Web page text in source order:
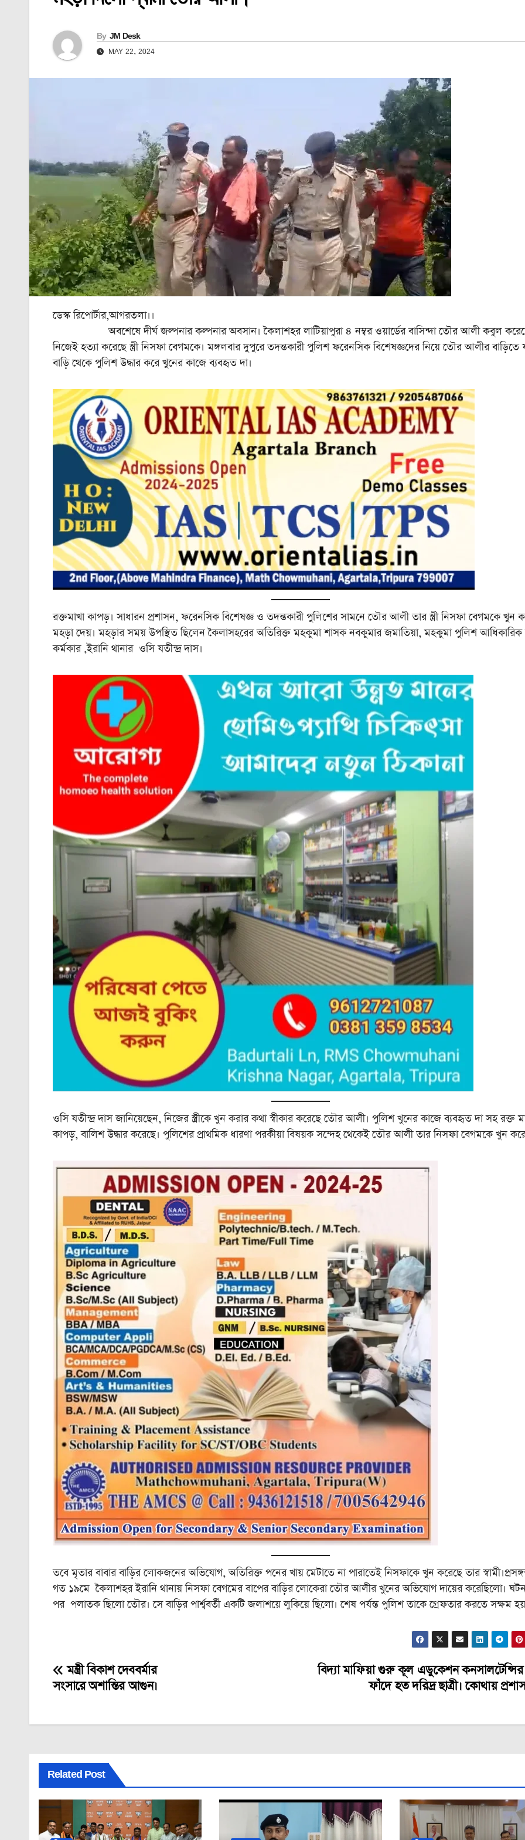
By JM Desk
MAY 22, 2024
ডেস্ক রিপোর্টার,আগরতলা।।
অবশেষে দীর্ঘ জল্পনার কল্পনার অবসান। কৈলাশহর লাটিয়াপুরা ৪ নম্বর ওয়ার্ডের বাসিন্দা তৌর আলী কবুল
নিজেই হত্যা করেছে স্ত্রী নিসফা বেগমকে। মঙ্গলবার দুপুরে তদন্তকারী পুলিশ ফরেনসিক বিশেষজ্ঞদের নিয়ে তৌর আলীর বাড়িতে
বাড়ি থেকে পুলিশ উদ্ধার করে খুনের কাজে ব্যবহৃত দা।
রক্তমাখা কাপড়। সাধারন প্রশাসন, ফরেনসিক বিশেষজ্ঞ ও তদন্তকারী পুলিশের সামনে তৌর আলী তার স্ত্রী নিসফা বেগমকে খুন
মহড়া দেয়। মহড়ার সময় উপস্থিত ছিলেন কৈলাসহরের অতিরিক্ত মহকুমা শাসক নবকুমার জমাতিয়া, মহকুমা পুলিশ আধিকারিক
কর্মকার ,ইরানি থানার ওসি যতীন্দ্র দাস।
ওসি যতীন্দ্র দাস জানিয়েছেন, নিজের স্ত্রীকে খুন করার কথা স্বীকার করেছে তৌর আলী। পুলিশ খুনের কাজে ব্যবহৃত দা সহ রক্ত
কাপড়, বালিশ উদ্ধার করেছে। পুলিশের প্রাথমিক ধারণা পরকীয়া বিষয়ক সন্দেহ থেকেই তৌর আলী তার নিসফা বেগমকে খুন
তবে মৃতার বাবার বাড়ির লোকজনের অভিযোগ, অতিরিক্ত পনের খায় মেটাতে না পারাতেই নিসফাকে খুন করেছে তার
গত ১৯মে কৈলাশহর ইরানি থানায় নিসফা বেগমের বাপের বাড়ির লোকেরা তৌর আলীর খুনের অভিযোগ দায়ের করেছিলো।
পর পলাতক ছিলো তৌর। সে বাড়ির পার্শ্ববর্তী একটি জলাশয়ে লুকিয়ে ছিলো। শেষ পর্যন্ত পুলিশ তাকে গ্রেফতার করতে সক্ষম
Post
navigation
বিদ্যা মাফিয়া গুরু কূল এডুকেশন
ফাঁদে হত দরিদ্র ছাত্রী। কোথায়
মন্ত্রী বিকাশ দেববর্মার
সংসারে অশান্তির আগুন।
Related Post